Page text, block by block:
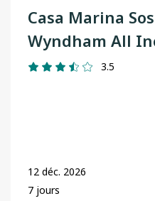
Casa Marina
Wyndham All
3.5
12 déc. 2026
7 jours